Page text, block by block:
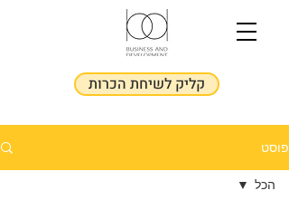
קליק לשיחת הכרות
פוסט
הכל